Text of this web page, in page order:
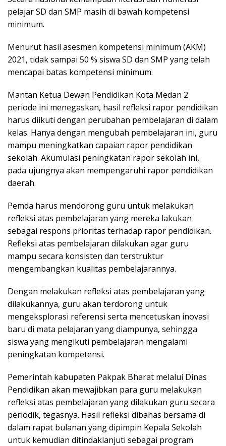
pelajar SD dan SMP masih di bawah kompetensi
minimum.
Menurut hasil asesmen kompetensi minimum (AKM)
2021, tidak sampai 50 % siswa SD dan SMP yang telah
mencapai batas kompetensi minimum.
Mantan Ketua Dewan Pendidikan Kota Medan 2
periode ini menegaskan, hasil refleksi rapor pendidikan
harus diikuti dengan perubahan pembelajaran di dalam
kelas. Hanya dengan mengubah pembelajaran ini, guru
mampu meningkatkan capaian rapor pendidikan
sekolah. Akumulasi peningkatan rapor sekolah ini,
pada ujungnya akan mempengaruhi rapor pendidikan
daerah.
Pemda harus mendorong guru untuk melakukan
refleksi atas pembelajaran yang mereka lakukan
sebagai respons prioritas terhadap rapor pendidikan.
Refleksi atas pembelajaran dilakukan agar guru
mampu secara konsisten dan terstruktur
mengembangkan kualitas pembelajarannya.
Dengan melakukan refleksi atas pembelajaran yang
dilakukannya, guru akan terdorong untuk
mengeksplorasi referensi serta mencetuskan inovasi
baru di mata pelajaran yang diampunya, sehingga
siswa yang mengikuti pembelajaran mengalami
peningkatan kompetensi.
Pemerintah kabupaten Pakpak Bharat melalui Dinas
Pendidikan akan mewajibkan para guru melakukan
refleksi atas pembelajaran yang dilakukan guru secara
periodik, tegasnya. Hasil refleksi dibahas bersama di
dalam rapat bulanan yang dipimpin Kepala Sekolah
untuk kemudian ditindaklanjuti sebagai program